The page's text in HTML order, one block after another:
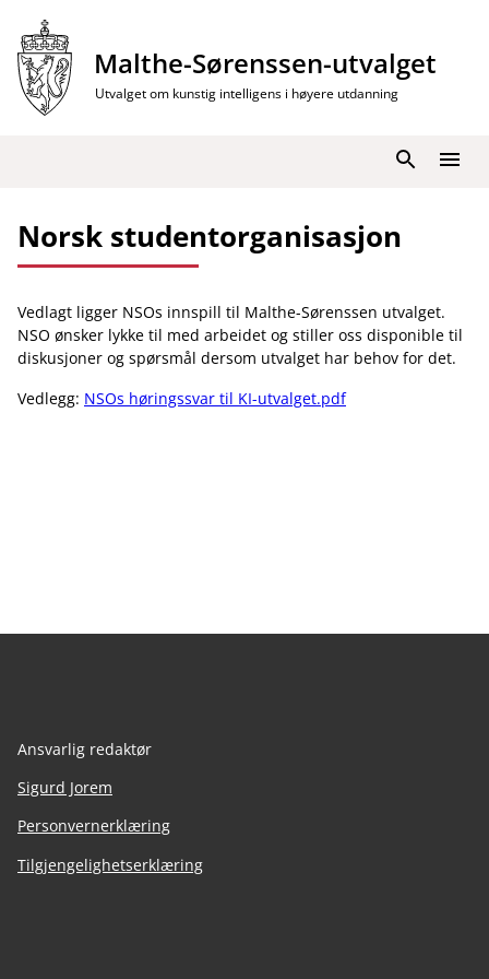
innhold
Malthe-Sørenssen-utvalget
Utvalget om kunstig intelligens i høyere utdanning
Meny
Søk
Norsk studentorganisasjon
Vedlagt ligger NSOs innspill til Malthe-Sørenssen utvalget.
NSO ønsker lykke til med arbeidet og stiller oss disponible til
diskusjoner og spørsmål dersom utvalget har behov for det.
Vedlegg: NSOs høringssvar til KI-utvalget.pdf
Ansvarlig redaktør
Sigurd Jorem
Personvernerklæring
Tilgjengelighetserklæring